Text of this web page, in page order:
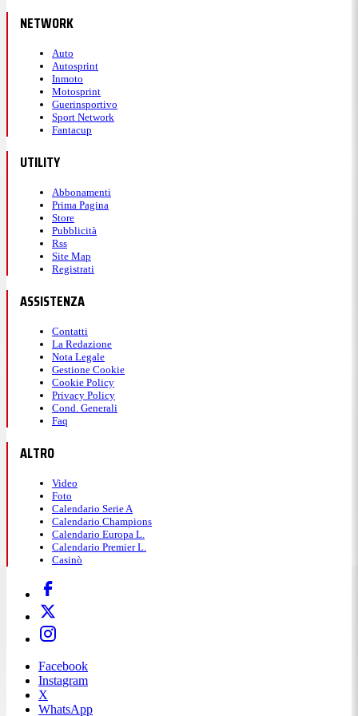
72' - Doué sfiora il palo
Doué imprendibile
suggerimento di Kvaratskhelia riesce nuovamente a
sfondare in area, prendendo però l'esterno della
rete.
22:31
69' - Safonov salva su Luis Diaz
spunto di
Safonov.
22:28
66' - Esce Dembelé
Prime sostituzioni:
dentro Barcola. Per il Bayern, invece, fuori Stanisic
e Tah perAlphonso Davis e Kim
NETWORK
Auto
Autosprint
Inmoto
Motosprint
Guerinsportivo
Sport Network
Fantacup
UTILITY
Abbonamenti
Prima Pagina
Store
Pubblicità
Rss
Site Map
Registrati
ASSISTENZA
Contatti
La Redazione
Nota Legale
Gestione Cookie
Cookie Policy
Privacy Policy
Cond. Generali
Faq
ALTRO
Video
Foto
Calendario Serie A
Calendario Champions
Calendario Europa L.
Calendario Premier L.
Casinò
Facebook
Instagram
X
WhatsApp